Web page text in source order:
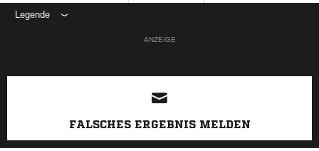
Legende
ANZEIGE
FALSCHES ERGEBNIS MELDEN